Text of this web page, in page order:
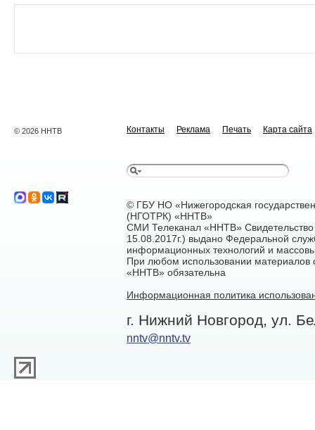
© 2026 ННТВ Контакты Реклама Печать Карта сайта
© ГБУ НО «Нижегородская
(НГОТРК) «ННТВ»
СМИ Телеканал «ННТВ»
15.08.2017г.) выдано Федеральной
информационных технологий и
При любом использовании материалов
«ННТВ» обязательна
Информационная политика
г. Нижний Новгород, ул.
nntv@nntv.tv